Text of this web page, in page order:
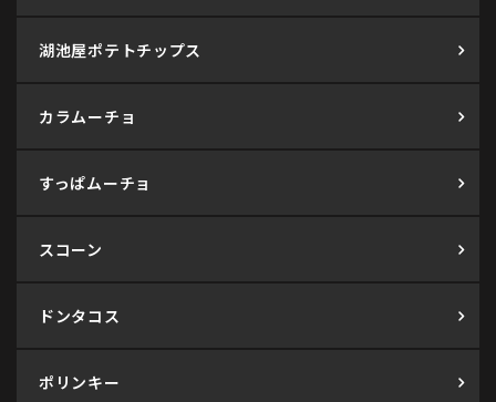
湖池屋ポテトチップス
カラムーチョ
すっぱムーチョ
スコーン
ドンタコス
ポリンキー